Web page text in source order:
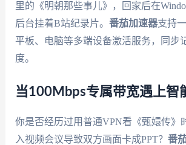
里的《明朝那些事儿》，回家后在
后台挂着B站纪录片。 番茄加速器支持
平板、电脑等多端设备激活服务，同步
度。
当100Mbps专属带宽遇上智
你是否经历过用普通VPN看《甄嬛传》
入视频会议导致双方画面卡成PPT？ 番